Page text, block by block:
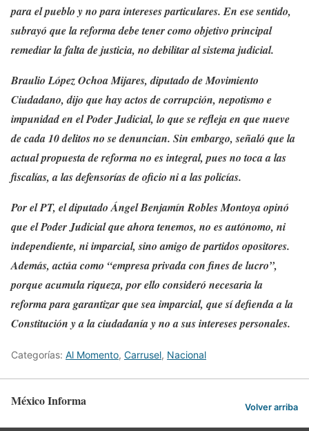
para el pueblo y no para intereses particulares. En ese sentido,
subrayó que la reforma debe tener como objetivo principal
remediar la falta de justicia, no debilitar al sistema judicial.
Braulio López Ochoa Mijares, diputado de Movimiento
Ciudadano, dijo que hay actos de corrupción, nepotismo e
impunidad en el Poder Judicial, lo que se refleja en que nueve
de cada 10 delitos no se denuncian. Sin embargo, señaló que la
actual propuesta de reforma no es integral, pues no toca a las
fiscalías, a las defensorías de oficio ni a las policías.
Por el PT, el diputado Ángel Benjamín Robles Montoya opinó
que el Poder Judicial que ahora tenemos, no es autónomo, ni
independiente, ni imparcial, sino amigo de partidos opositores.
Además, actúa como “empresa privada con fines de lucro”,
porque acumula riqueza, por ello consideró necesaria la
reforma para garantizar que sea imparcial, que sí defienda a la
Constitución y a la ciudadanía y no a sus intereses personales.
Categorías: Al Momento, Carrusel, Nacional
México Informa Volver arriba